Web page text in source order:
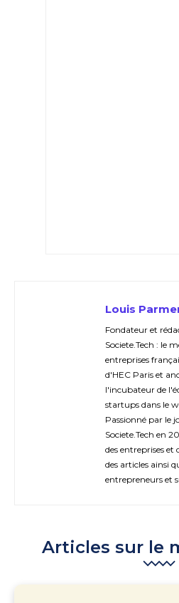
Louis
Fondateur et
Societe.Tech : le
entreprises
d'HEC Paris et
l'incubateur de
startups dans le
Passionné par le
Societe.Tech en
des entreprises et
des articles ainsi
entrepreneurs et
Articles sur le